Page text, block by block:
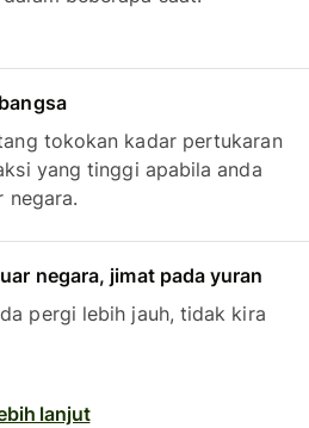
tokokan kadar pertukaran
yang tinggi apabila anda
negara.
negara, jimat pada yuran
pergi lebih jauh, tidak kira
lanjut